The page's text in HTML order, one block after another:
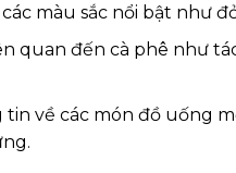
màu sắc nổi bật như
quan đến cà phê như
về các món đồ uống